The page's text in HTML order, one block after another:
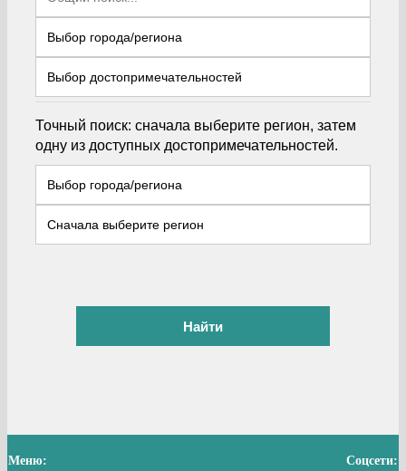
Точный поиск: сначала выберите регион, затем
одну из доступных достопримечательностей.
Найти
Меню:
Соцсети: